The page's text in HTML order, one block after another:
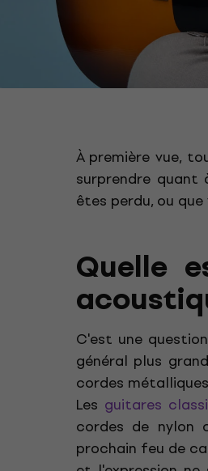
À première vue,
surprendre quant
êtes perdu, ou
Quelle
C'est une
général plus
cordes
Les guitares
cordes de nylon
prochain feu de